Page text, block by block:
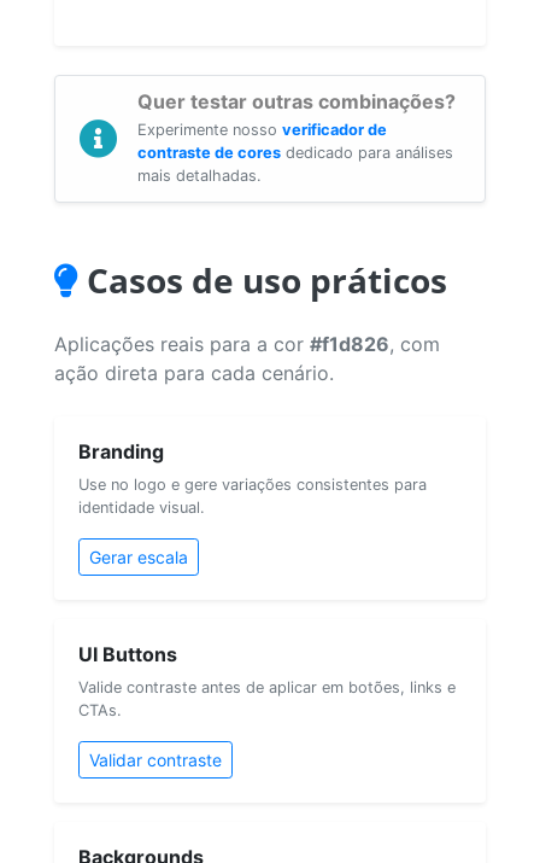
Quer testar outras combinações?
Experimente nosso verificador de
contraste de cores dedicado para análises
mais detalhadas.
Casos de uso práticos
Aplicações reais para a cor #f1d826, com
ação direta para cada cenário.
Branding
Use no logo e gere variações consistentes para
identidade visual.
Gerar escala
UI Buttons
Valide contraste antes de aplicar em botões, links e
CTAs.
Validar contraste
Backgrounds